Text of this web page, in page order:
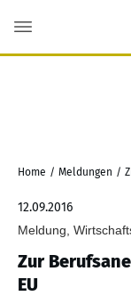
Home / Meldungen /
12.09.2016
Meldung,
Zur
EU